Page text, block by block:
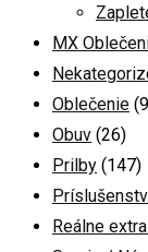
MX
Oblečenie
Obuv (26)
Prilby (147)
Reálne